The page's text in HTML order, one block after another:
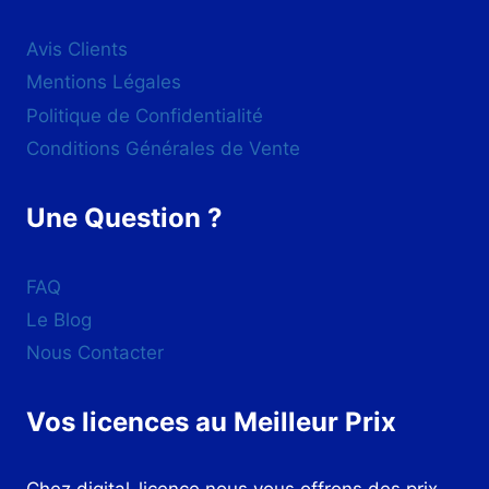
Avis Clients
Mentions Légales
Politique de Confidentialité
Conditions Générales de Vente
Une Question ?
FAQ
Le Blog
Nous Contacter
Vos licences au Meilleur Prix